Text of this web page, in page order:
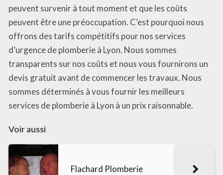
peuvent survenir à tout moment et que les coûts
peuvent être une préoccupation. C’est pourquoi nous
offrons des tarifs compétitifs pour nos services
d’urgence de plomberie à Lyon. Nous sommes
transparents sur nos coûts et nous vous fournirons un
devis gratuit avant de commencer les travaux. Nous
sommes déterminés à vous fournir les meilleurs
services de plomberie à Lyon à un prix raisonnable.
Voir aussi
Flachard Plomberie